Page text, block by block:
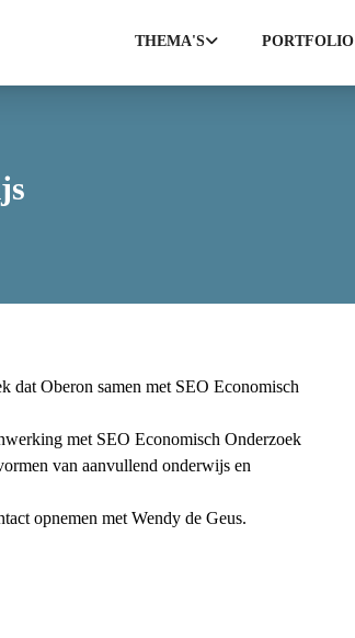
THEMA'S PORTFOLIO
dat Oberon samen met SEO Economisch
met SEO Economisch Onderzoek
van aanvullend onderwijs en
opnemen met Wendy de Geus.